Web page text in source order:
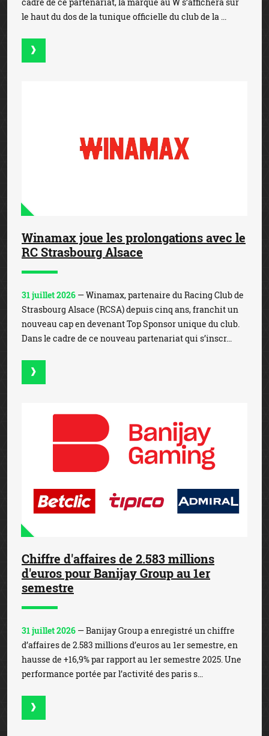
le haut du dos de la tunique officielle du club de la ...
Winamax joue les prolongations avec le
RC Strasbourg Alsace
31 juillet 2026 — Winamax, partenaire du Racing Club de
Strasbourg Alsace (RCSA) depuis cinq ans, franchit un
nouveau cap en devenant Top Sponsor unique du club.
Dans le cadre de ce nouveau partenariat qui s’inscr...
Chiffre d'affaires de 2.583 millions
d'euros pour Banijay Group au 1er
semestre
31 juillet 2026 — Banijay Group a enregistré un chiffre
d’affaires de 2.583 millions d’euros au 1er semestre, en
hausse de +16,9% par rapport au 1er semestre 2025. Une
performance portée par l’activité des paris s...